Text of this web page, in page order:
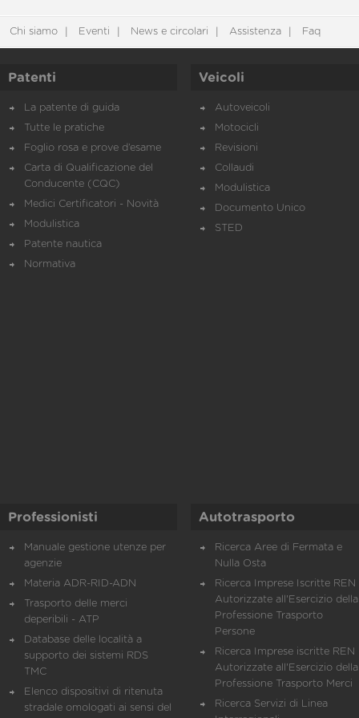
Chi siamo Eventi News e circolari Assistenza Faq
Patenti
La patente di guida
Tutte le pratiche
Foglio rosa e prove d’esame
Carta di Qualificazione del
Conducente (CQC)
Medici Certificatori - Novità
Modulistica
Patente nautica
Normativa
Veicoli
Autoveicoli
Motocicli
Revisioni
Collaudi
Modulistica
Documento Unico
STED
Professionisti
Manuale gestione utenze per
agenzie
Materia ADR-RID-ADN
Trasporto delle merci
deperibili - ATP
Database delle località a
supporto dei sistemi RDS
TMC
Elenco dispositivi di ritenuta
stradale omologati ai sensi del
Autotrasporto
Ricerca Aree di Fermata e
Nulla Osta
Ricerca Imprese Iscritte REN
Autorizzate all'Esercizio della
Professione Trasporto
Persone
Ricerca Imprese iscritte REN
Autorizzate all'Esercizio della
Professione Trasporto Merci
Ricerca Servizi di Linea